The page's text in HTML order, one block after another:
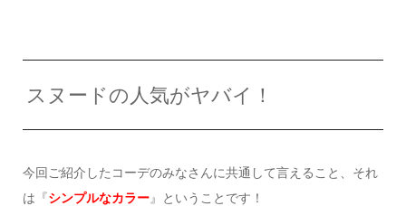
スヌードの人気がヤバイ！
今回ご紹介したコーデのみなさんに共通して言えること、それ
は『シンプルなカラー』ということです！